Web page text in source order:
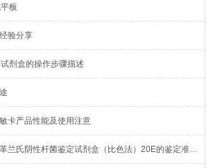
板
验分享
剂盒的操作步骤描述
卡产品性能及使用注意